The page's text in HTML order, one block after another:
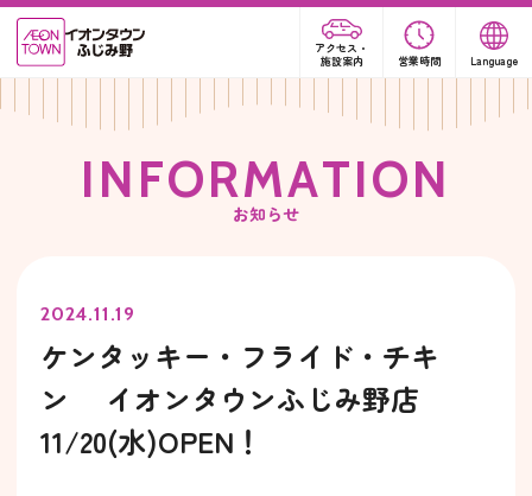
アクセス・
施設案内
営業時間 Language
INFORMATION
お知らせ
2024.11.19
ケンタッキー・フライド・チキ
ン イオンタウンふじみ野店
11/20(水)OPEN！